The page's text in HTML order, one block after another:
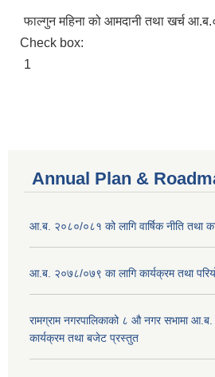
फाल्गुन महिना को आमदानी तथा खर्च
Check box:
1
Annual Plan &
आ.ब. २०८०/०८१ को लागि वार्षिक नीति तथा
आ.ब. २०७८/०७९ का लागि कार्यक्रम तथा
‍रामग्राम नगरपालिकाको ८ औ नगर सभामा
कार्यक्रम तथा बजेट प्रस्तुत